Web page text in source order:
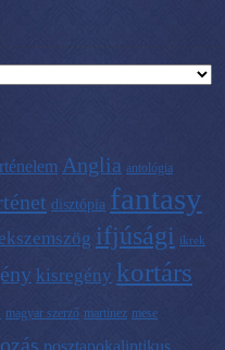
Anglia antológia
disztópia fantasy
ifjúsági ikrek
kisregény kortárs
magyar szerző martinez mese